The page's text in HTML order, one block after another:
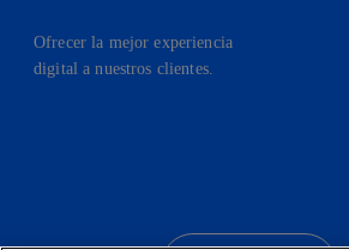
Ofrecer la mejor experiencia
digital a nuestros clientes.